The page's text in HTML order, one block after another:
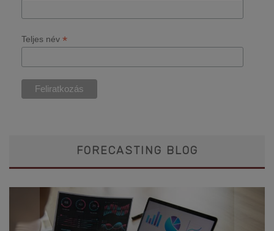
Teljes név *
FORECASTING BLOG